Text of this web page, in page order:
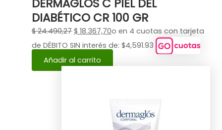
DERMAGLÓS C PIEL DEL
DIABÉTICO CR 100 GR
$24.490,27 $ 18.367,70o en 4 cuotas con tarjeta
de DÉBITO SIN interés de: $4,591.93
Añadir al carrito